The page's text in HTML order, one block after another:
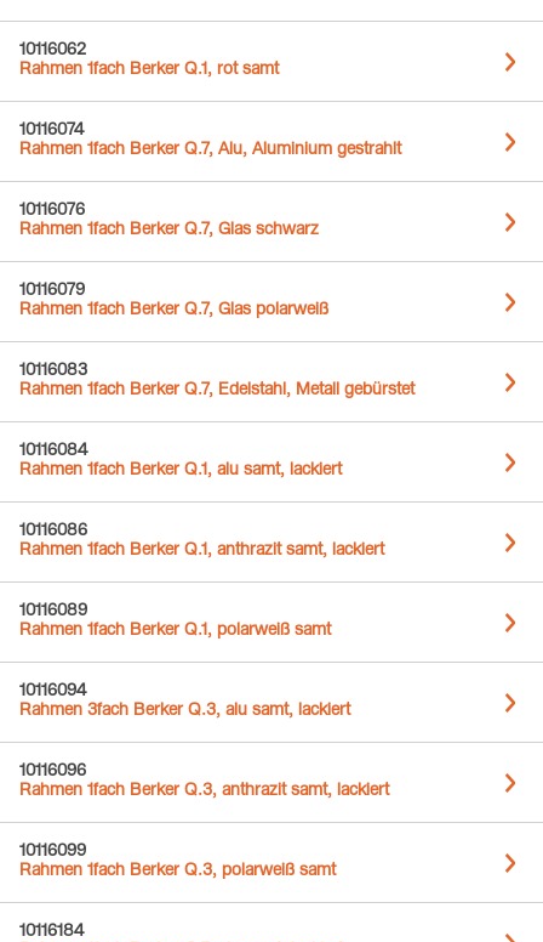
10116062
Rahmen 1fach Berker Q.1, rot samt
10116074
Rahmen 1fach Berker Q.7, Alu, Aluminium gestrahlt
10116076
Rahmen 1fach Berker Q.7, Glas schwarz
10116079
Rahmen 1fach Berker Q.7, Glas polarweiß
10116083
Rahmen 1fach Berker Q.7, Edelstahl, Metall gebürstet
10116084
Rahmen 1fach Berker Q.1, alu samt, lackiert
10116086
Rahmen 1fach Berker Q.1, anthrazit samt, lackiert
10116089
Rahmen 1fach Berker Q.1, polarweiß samt
10116094
Rahmen 3fach Berker Q.3, alu samt, lackiert
10116096
Rahmen 1fach Berker Q.3, anthrazit samt, lackiert
10116099
Rahmen 1fach Berker Q.3, polarweiß samt
10116184